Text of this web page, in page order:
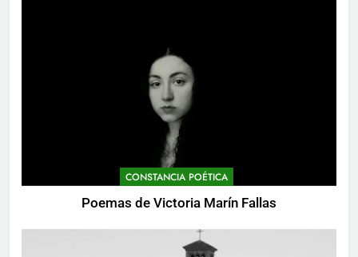
CONSTANCIA POÉTICA
Poemas de Victoria Marín Fallas